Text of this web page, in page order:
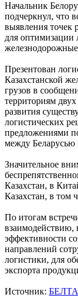
Начальник
подчеркнул, что
выявления точек
для оптимизации
Презентован
Казахстанской
грузов в
территориям
развития
логистических
предложениями
между Беларусью
Значительное
Казахстан, в
Казахстан, в том
По итогам
эффективности
направлений
логистики, для
экспорта
Источник: БЕЛТА